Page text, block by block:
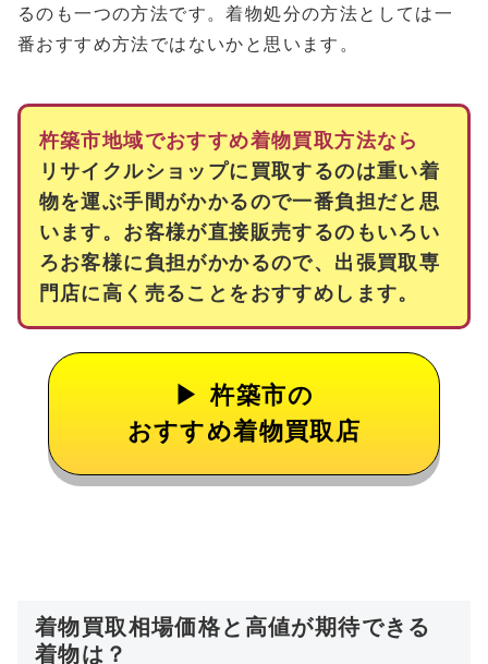
るのも一つの方法です。着物処分の方法としては一
番おすすめ方法ではないかと思います。
杵築市地域でおすすめ着物買取方法なら
リサイクルショップに買取するのは重い着
物を運ぶ手間がかかるので一番負担だと思
います。お客様が直接販売するのもいろい
ろお客様に負担がかかるので、出張買取専
門店に高く売ることをおすすめします。
杵築市の
おすすめ着物買取店
着物買取相場価格と高値が期待できる
着物は？